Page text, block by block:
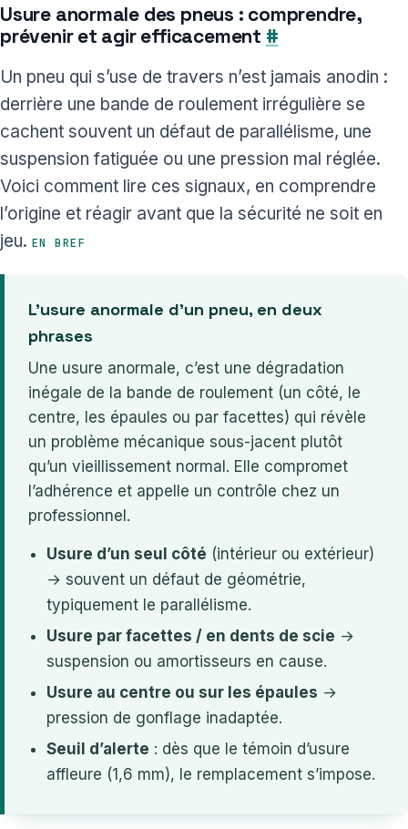
Usure anormale des pneus : comprendre,
prévenir et agir efficacement #
Un pneu qui s’use de travers n’est jamais anodin :
derrière une bande de roulement irrégulière se
cachent souvent un défaut de parallélisme, une
suspension fatiguée ou une pression mal réglée.
Voici comment lire ces signaux, en comprendre
l’origine et réagir avant que la sécurité ne soit en
jeu. EN BREF
L’usure anormale d’un pneu, en deux
phrases
Une usure anormale, c’est une dégradation
inégale de la bande de roulement (un côté, le
centre, les épaules ou par facettes) qui révèle
un problème mécanique sous-jacent plutôt
qu’un vieillissement normal. Elle compromet
l’adhérence et appelle un contrôle chez un
professionnel.
Usure d’un seul côté (intérieur ou extérieur)
→ souvent un défaut de géométrie,
typiquement le parallélisme.
Usure par facettes / en dents de scie →
suspension ou amortisseurs en cause.
Usure au centre ou sur les épaules →
pression de gonflage inadaptée.
Seuil d’alerte : dès que le témoin d’usure
affleure (1,6 mm), le remplacement s’impose.